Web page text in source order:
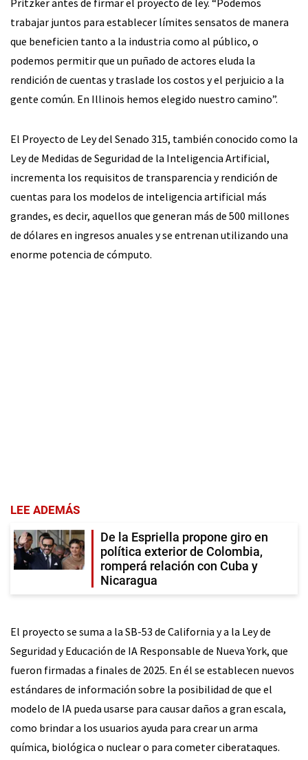
Pritzker antes de firmar el proyecto de ley. “Podemos
trabajar juntos para establecer límites sensatos de manera
que beneficien tanto a la industria como al público, o
podemos permitir que un puñado de actores eluda la
rendición de cuentas y traslade los costos y el perjuicio a la
gente común. En Illinois hemos elegido nuestro camino”.
El Proyecto de Ley del Senado 315, también conocido como la
Ley de Medidas de Seguridad de la Inteligencia Artificial,
incrementa los requisitos de transparencia y rendición de
cuentas para los modelos de inteligencia artificial más
grandes, es decir, aquellos que generan más de 500 millones
de dólares en ingresos anuales y se entrenan utilizando una
enorme potencia de cómputo.
LEE ADEMÁS
De la Espriella propone giro en
política exterior de Colombia,
romperá relación con Cuba y
Nicaragua
El proyecto se suma a la SB-53 de California y a la Ley de
Seguridad y Educación de IA Responsable de Nueva York, que
fueron firmadas a finales de 2025. En él se establecen nuevos
estándares de información sobre la posibilidad de que el
modelo de IA pueda usarse para causar daños a gran escala,
como brindar a los usuarios ayuda para crear un arma
química, biológica o nuclear o para cometer ciberataques.